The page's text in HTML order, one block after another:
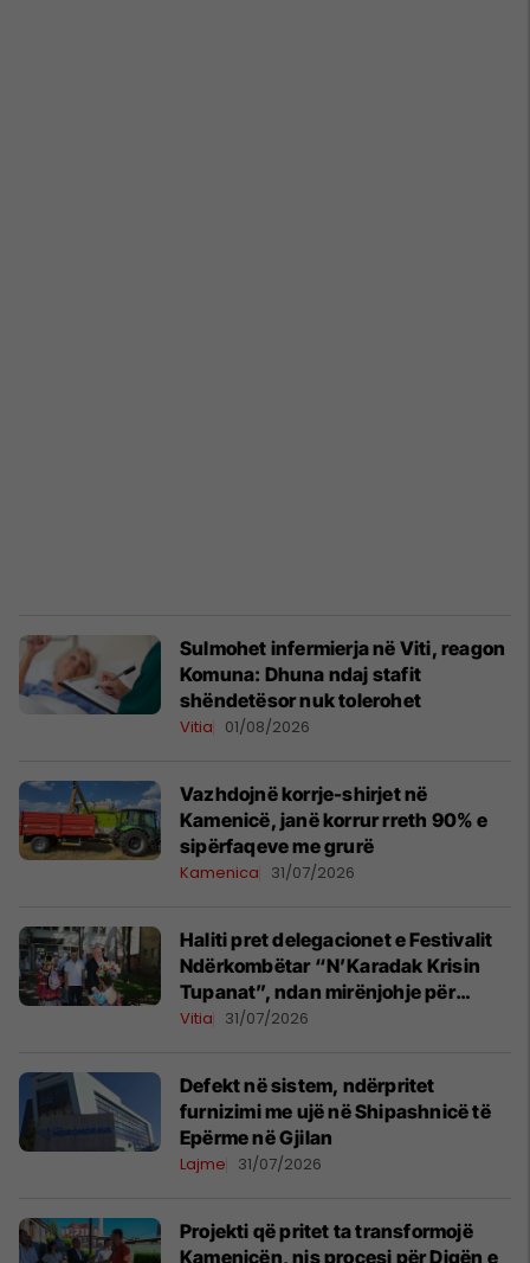
Sulmohet infermierja në Viti, reagon
Komuna: Dhuna ndaj stafit
shëndetësor nuk tolerohet
Vitia 01/08/2026
Vazhdojnë korrje-shirjet në
Kamenicë, janë korrur rreth 90% e
sipërfaqeve me grurë
Kamenica 31/07/2026
Haliti pret delegacionet e Festivalit
Ndërkombëtar “N’Karadak Krisin
Tupanat”, ndan mirënjohje për
pjesëmarrësit
Vitia 31/07/2026
Defekt në sistem, ndërpritet
furnizimi me ujë në Shipashnicë të
Epërme në Gjilan
Lajme 31/07/2026
Projekti që pritet ta transformojë
Kamenicën, nis procesi për Digën e